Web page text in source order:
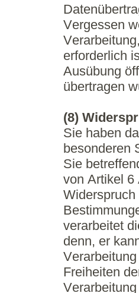
Vergessen
erforderlich
Ausübung
übertragen
(8)
Sie haben
besonderen
Sie
von Artikel 6
verarbeitet
denn, er
Freiheiten